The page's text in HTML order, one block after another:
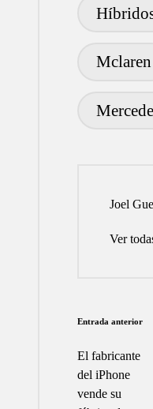
Mclaren
Joel
Ver
de
entradas
Entrada anterior
El fabricante
del iPhone
vende su